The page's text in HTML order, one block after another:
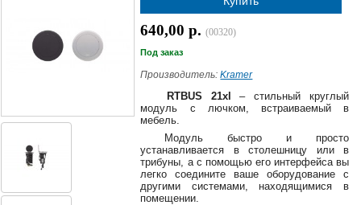
38-
375
29
38-
38
640,00 р.(00320)
Под заказ
Производитель:Kramer
RTBUS 21xl
– стильный круглый
модуль с лючком, встраиваемый в
мебель.
Модуль быстро и просто
устанавливается в столешницу или в
трибуны, а с помощью его интерфейса вы
легко соедините ваше оборудование с
другими системами, находящимися в
помещении.